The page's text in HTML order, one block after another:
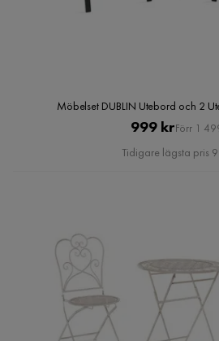
Möbelset DUBLIN Utebord och 2
Pris
999 kr
Pris
Förr 1
Tidigare lägsta pris